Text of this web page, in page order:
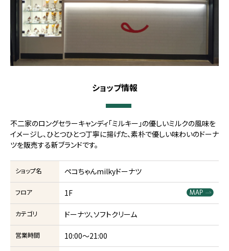
ショップ情報
不二家のロングセラーキャンディ「ミルキー」の優しいミルクの風味を
イメージし、ひとつひとつ丁寧に揚げた、素朴で優しい味わいのドーナ
ツを販売する新ブランドです。
ショップ名 ペコちゃんmilkyドーナツ
フロア 1F
カテゴリ ドーナツ、ソフトクリーム
営業時間 10:00～21:00